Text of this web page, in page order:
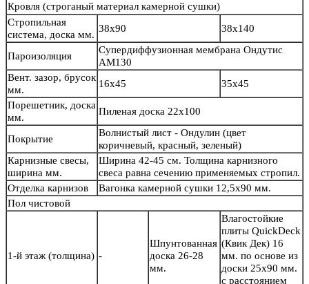
Кровля (строганый материал камерной сушки)
Стропильная
система, доска мм.
38х90 38х140
Пароизоляция
Супердиффузионная мембрана Ондутис
АМ130
Вент. зазор, брусок
мм.
16х45
35х45
Порешетник, доска
мм.
Пиленая доска 22х100
Покрытие
Волнистый лист - Ондулин (цвет
коричневый, красный, зеленый)
Карнизные свесы,
ширина мм.
Ширина 42-45 см. Толщина карнизного
свеса равна сечению применяемых стропил.
Отделка карнизов
Вагонка камерной сушки 12,5х90 мм.
Пол чистовой
1-й этаж (толщина) -
Шпунтованная
доска 26-28
мм.
Влагостойкие
плиты QuickDeck
(Квик Дек) 16
мм. по основе из
доски 25х90 мм.
с расстоянием